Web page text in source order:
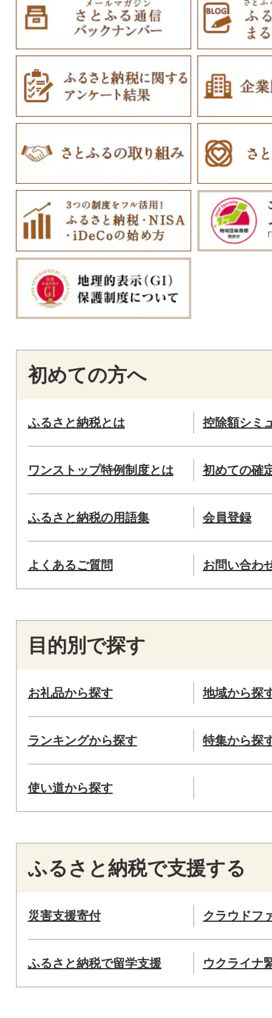
初めての方へ
ふるさと納税とは 控除額シミ
ワンストップ特例制度とは 初めての確
ふるさと納税の用語集 会員登録
よくあるご質問 お問い合わ
目的別で探す
お礼品から探す 地域から探
ランキングから探す 特集から探
使い道から探す
ふるさと納税で支援する
災害支援寄付 クラウドフ
ふるさと納税で留学支援 ウクライナ